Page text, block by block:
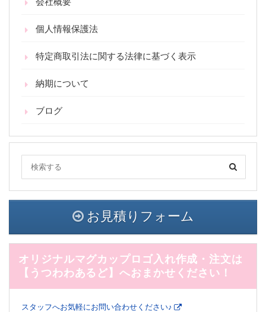
個人情報保護法
特定商取引法に関する法律に基づく表示
納期について
ブログ
お見積りフォーム
オリジナルマグカップロゴ入れ作成・注文は
【うつわわあるど】へおまかせください！
スタッフへお気軽にお問い合わせください♪